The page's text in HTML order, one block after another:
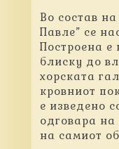
Во состав
Павле” се
Построена е
блиску до
хорската
кровниот
е изведено
одговара на
на самиот